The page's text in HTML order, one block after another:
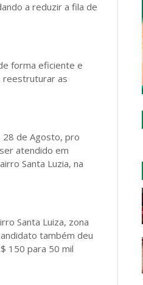
a reduzir a fila de
forma eficiente e
reestruturar as
28 de Agosto, pro
atendido em
Santa Luzia, na
Santa Luiza, zona
também deu
150 para 50 mil